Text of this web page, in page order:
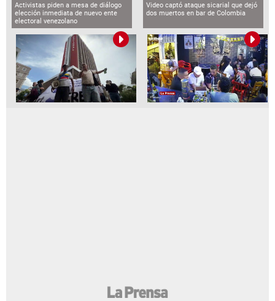
Activistas piden a mesa de diálogo
elección inmediata de nuevo ente
electoral venezolano
Video captó ataque sicarial que dejó
dos muertos en bar de Colombia